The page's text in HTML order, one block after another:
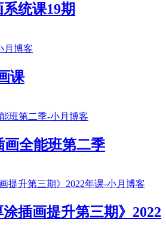
统课19期
课
全能班第二季
插画提升第三期》2022